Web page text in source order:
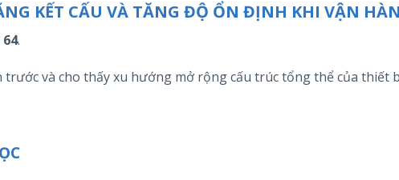
KẾT CẤU VÀ TĂNG ĐỘ ỔN ĐỊNH KHI VẬN
64.
trước và cho thấy xu hướng mở rộng cấu trúc tổng thể của thiết